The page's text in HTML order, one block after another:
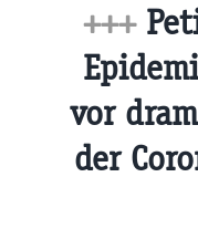
+++
vor
der